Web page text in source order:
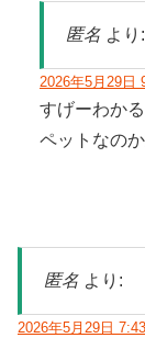
匿名 より:
2026年5月29日
すげーわか
ペットなの
匿名 より:
2026年5月29日